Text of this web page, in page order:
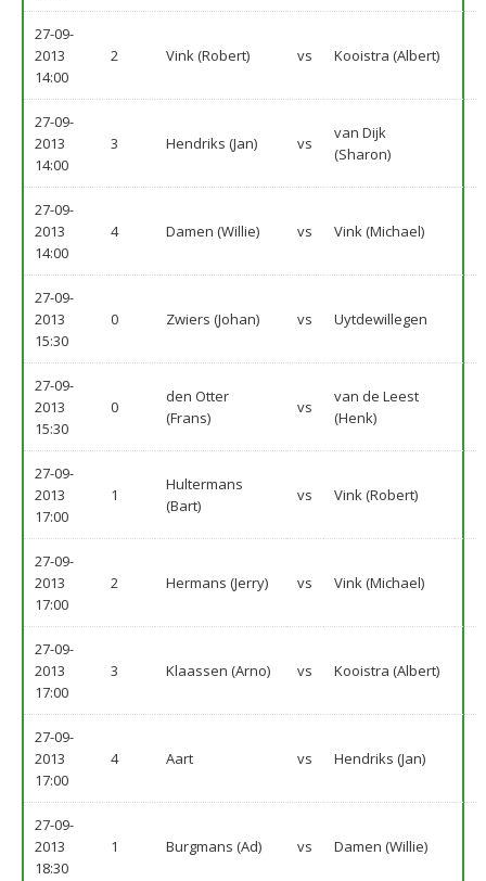
27-09-
2013
14:00
2 Vink (Robert) vs Kooistra (Albert)
27-09-
2013
14:00
3 Hendriks (Jan) vs
van Dijk
(Sharon)
27-09-
2013
14:00
4 Damen (Willie) vs Vink (Michael)
27-09-
2013
15:30
0 Zwiers (Johan) vs Uytdewillegen
27-09-
2013
15:30
0
den Otter
(Frans)
vs
van de Leest
(Henk)
27-09-
2013
17:00
1
Hultermans
(Bart)
vs Vink (Robert)
27-09-
2013
17:00
2 Hermans (Jerry) vs Vink (Michael)
27-09-
2013
17:00
3 Klaassen (Arno) vs Kooistra (Albert)
27-09-
2013
17:00
4 Aart vs Hendriks (Jan)
27-09-
2013
18:30
1 Burgmans (Ad) vs Damen (Willie)